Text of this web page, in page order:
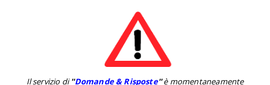
Il servizio di''Domande & Risposte''è momentaneamente